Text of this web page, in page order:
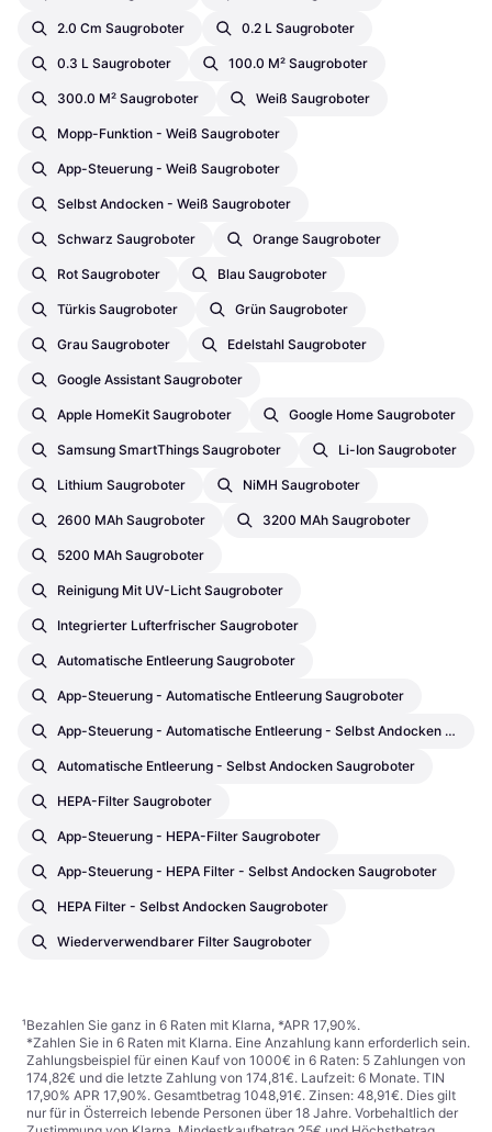
2.0 Cm Saugroboter 0.2 L Saugroboter
0.3 L Saugroboter 100.0 M² Saugroboter
300.0 M² Saugroboter Weiß Saugroboter
Mopp-Funktion - Weiß Saugroboter
App-Steuerung - Weiß Saugroboter
Selbst Andocken - Weiß Saugroboter
Schwarz Saugroboter Orange Saugroboter
Rot Saugroboter Blau Saugroboter
Türkis Saugroboter Grün Saugroboter
Grau Saugroboter Edelstahl Saugroboter
Google Assistant Saugroboter
Apple HomeKit Saugroboter Google Home Saugroboter
Samsung SmartThings Saugroboter Li-Ion Saugroboter
Lithium Saugroboter NiMH Saugroboter
2600 MAh Saugroboter 3200 MAh Saugroboter
5200 MAh Saugroboter
Reinigung Mit UV-Licht Saugroboter
Integrierter Lufterfrischer Saugroboter
Automatische Entleerung Saugroboter
App-Steuerung - Automatische Entleerung Saugroboter
App-Steuerung - Automatische Entleerung - Selbst Andocken Saugroboter
Automatische Entleerung - Selbst Andocken Saugroboter
HEPA-Filter Saugroboter
App-Steuerung - HEPA-Filter Saugroboter
App-Steuerung - HEPA Filter - Selbst Andocken Saugroboter
HEPA Filter - Selbst Andocken Saugroboter
Wiederverwendbarer Filter Saugroboter
¹Bezahlen Sie ganz in 6 Raten mit Klarna, *APR 17,90%.
*Zahlen Sie in 6 Raten mit Klarna. Eine Anzahlung kann erforderlich sein.
Zahlungsbeispiel für einen Kauf von 1000€ in 6 Raten: 5 Zahlungen von
174,82€ und die letzte Zahlung von 174,81€. Laufzeit: 6 Monate. TIN
17,90% APR 17,90%. Gesamtbetrag 1048,91€. Zinsen: 48,91€. Dies gilt
nur für in Österreich lebende Personen über 18 Jahre. Vorbehaltlich der